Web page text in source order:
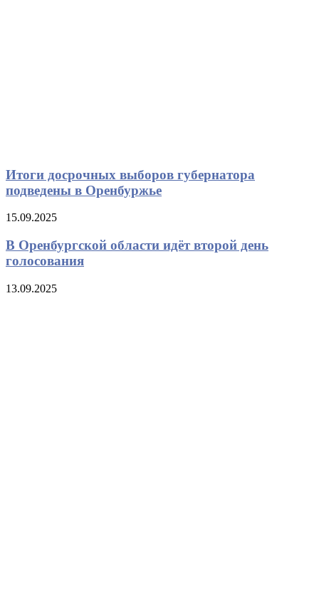
Итоги досрочных выборов губернатора
подведены в Оренбуржье
15.09.2025
В Оренбургской области идёт второй день
голосования
13.09.2025